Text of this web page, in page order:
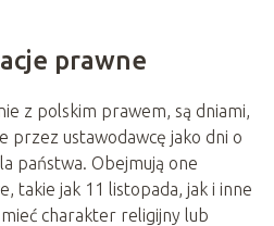
prawne
z polskim prawem, są dniami,
przez ustawodawcę jako dni o
państwa. Obejmują one
takie jak 11 listopada, jak i inne
charakter religijny lub